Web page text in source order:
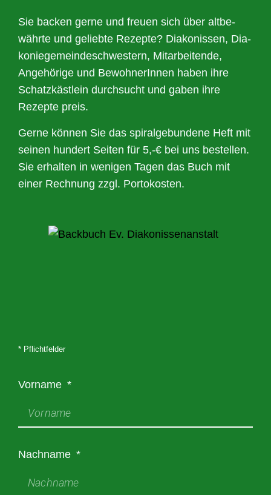
Sie backen ger­ne und freu­en sich über alt­be­
währ­te und gelieb­te Rezep­te? Dia­ko­nis­sen, Dia­
ko­nie­ge­mein­de­schwes­tern, Mit­ar­bei­ten­de,
Ange­hö­ri­ge und Bewoh­ne­rIn­nen haben ihre
Schatz­käst­lein durch­sucht und gaben ihre
Rezep­te preis.
Ger­ne kön­nen Sie das spi­ral­ge­bun­de­ne Heft mit
sei­nen hun­dert Sei­ten für 5,-€ bei uns bestel­len.
Sie erhal­ten in weni­gen Tagen das Buch mit
einer Rech­nung zzgl. Portokosten.
* Pflichtfelder
Vorname
Nachname